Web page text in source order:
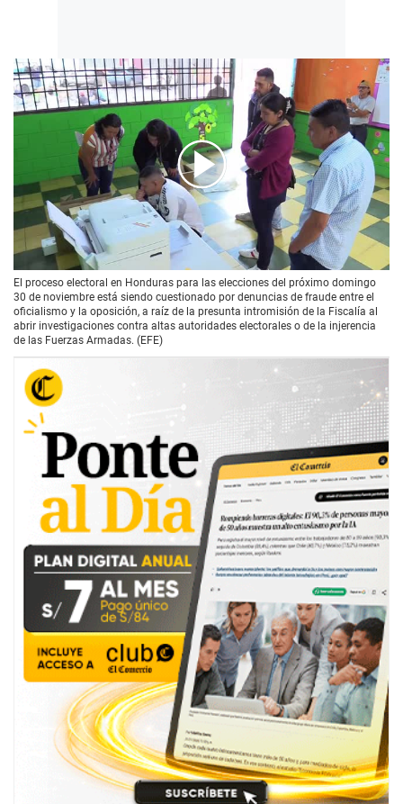
00:00/ 02:19
El proceso electoral en Honduras para las elecciones del próximo domingo
30 de noviembre está siendo cuestionado por denuncias de fraude entre el
oficialismo y la oposición, a raíz de la presunta intromisión de la Fiscalía al
abrir investigaciones contra altas autoridades electorales o de la injerencia
de las Fuerzas Armadas. (EFE)